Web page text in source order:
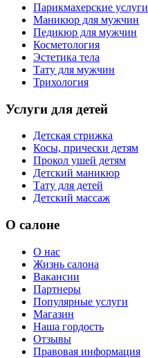
Парикмахерские услуги
Маникюр для мужчин
Педикюр для мужчин
Косметология
Эстетика тела
Тату для мужчин
Трихология
Услуги для детей
Детская стрижка
Косы, прически детям
Прокол ушей детям
Детский маникюр
Тату для детей
Детский массаж
О салоне
О нас
Жизнь салона
Вакансии
Партнеры
Популярные услуги
Магазин
Наша гордость
Отзывы
Правовая информация